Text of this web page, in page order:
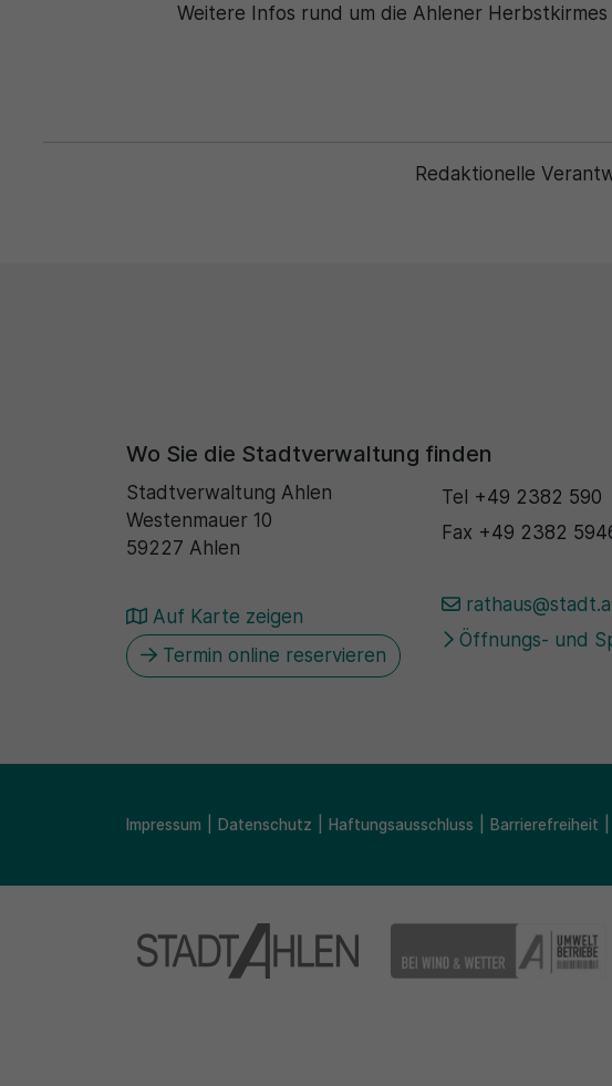
Weitere Infos rund um die Ahlener
Redaktionelle
Wo Sie die Stadtverwaltung finden
Stadtverwaltung Ahlen
Westenmauer 10
59227 Ahlen
Auf Karte zeigen
Termin online reservieren
Tel +49 2382 590
Fax +49 2382
Öffnungs- und
Impressum Datenschutz Haftungsausschluss Barrierefreiheit